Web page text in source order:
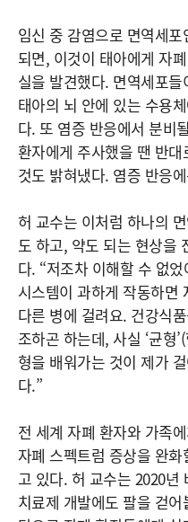
임신 중 감염으로 면역세
되면, 이것이 태아에게 자
실을 발견했다. 면역세포
태아의 뇌 안에 있는 수용
다. 또 염증 반응에서 분비
환자에게 주사했을 땐 반
것도 밝혀냈다. 염증 반응
허 교수는 이처럼 하나의
도 하고, 약도 되는 현상을
다. “저조차 이해할 수 없
시스템이 과하게 작동하면
다른 병에 걸려요. 건강식
조하곤 하는데, 사실 ‘균형
형을 배워가는 것이 제가
다.”
전 세계 자폐 환자와 가족
자폐 스펙트럼 증상을 완
고 있다. 허 교수는 2020년
치료제 개발에도 팔을 걷